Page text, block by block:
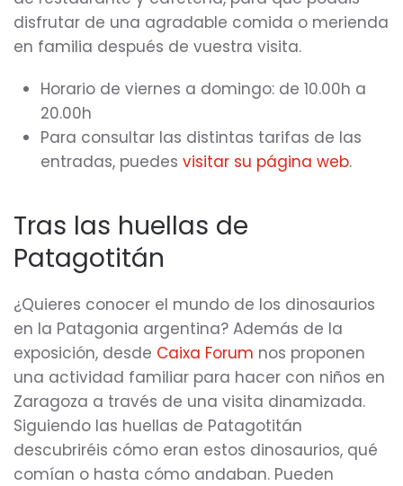
disfrutar de una agradable comida o merienda
en familia después de vuestra visita.
Horario de viernes a domingo: de 10.00h a
20.00h
Para consultar las distintas tarifas de las
entradas, puedes visitar su página web.
Tras las huellas de
Patagotitán
¿Quieres conocer el mundo de los dinosaurios
en la Patagonia argentina? Además de la
exposición, desde Caixa Forum nos proponen
una actividad familiar para hacer con niños en
Zaragoza a través de una visita dinamizada.
Siguiendo las huellas de Patagotitán
descubriréis cómo eran estos dinosaurios, qué
comían o hasta cómo andaban. Pueden